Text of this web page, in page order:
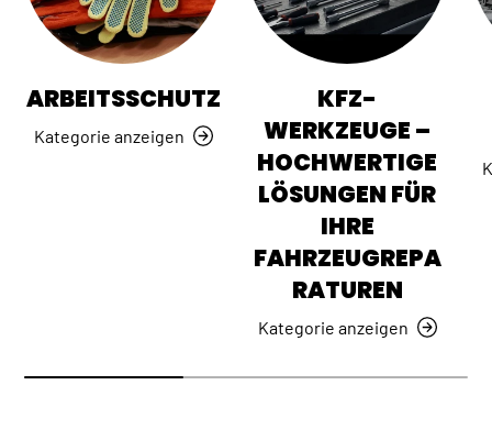
ARBEITSSCHUTZ
Kategorie anzeigen
KFZ-
WERKZEUGE –
HOCHWERTIGE
LÖSUNGEN FÜR
IHRE
FAHRZEUGREPA
RATUREN
Kategorie anzeigen